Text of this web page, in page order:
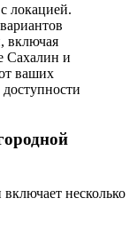
локацией.
включая
Сахалин и
ваших
несколько